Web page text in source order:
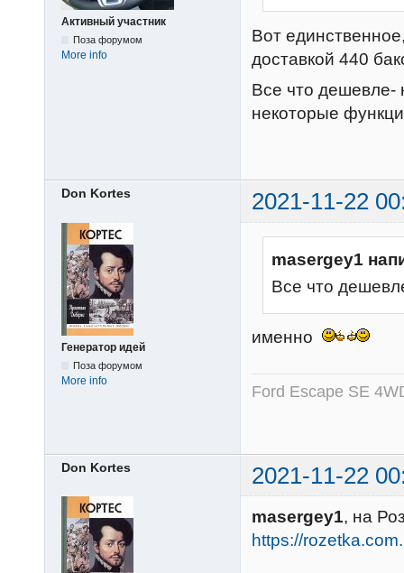
Активный участник
Поза форумом
More info
Вот
доставкой 440
Все что дешевле-
некоторые
Don Kortes 2021-11-22
Генератор идей
Поза форумом
More info
masergey1
Все что
именно
Ford Escape SE
Don Kortes 2021-11-22
masergey1, на
https://